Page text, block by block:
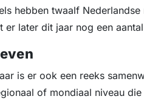
hebben twaalf
er later dit jaar nog een
is er ook een reeks
of mondiaal niveau